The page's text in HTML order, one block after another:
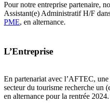
Pour notre entreprise partenaire,
Assistant(e) Administratif H/F
PME, en alternance.
L’Entreprise
En partenariat avec l’AFTEC,
secteur du tourisme recherche un
en alternance pour la rentrée